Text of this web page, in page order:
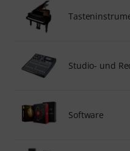
Studio- und
Software